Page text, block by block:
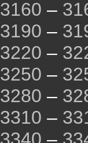
3160 –
3190 –
3220 –
3250 –
3280 –
3310 –